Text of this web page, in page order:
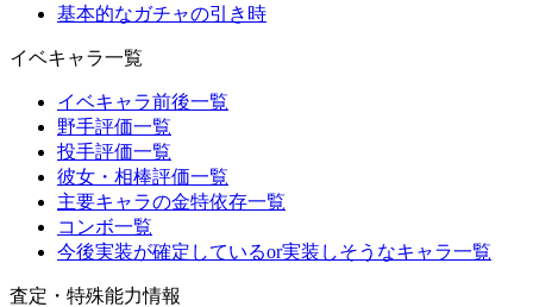
基本的なガチャの引き時
イベキャラ一覧
イベキャラ前後一覧
野手評価一覧
投手評価一覧
彼女・相棒評価一覧
主要キャラの金特依存一覧
コンボ一覧
今後実装が確定しているor実装しそうなキャラ一覧
査定・特殊能力情報